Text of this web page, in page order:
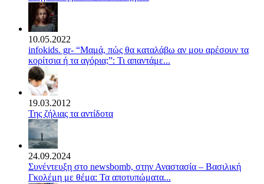
10.05.2022
infokids. gr- “Μαμά, πώς θα καταλάβω αν μου αρέσουν τα
κορίτσια ή τα αγόρια;”: Τι απαντάμε...
19.03.2012
Της ζήλιας τα αντίδοτα
24.09.2024
Συνέντευξη στο newsbomb, στην Αναστασία – Βασιλική
Γκολέμη με θέμα: Τα αποτυπώματα...